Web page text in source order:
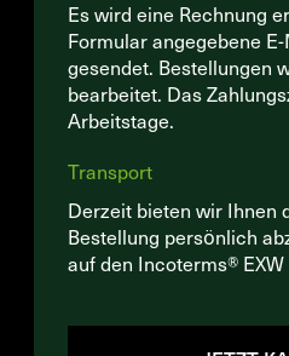
Es wird eine Rechnung
Formular angegebene
gesendet. Bestellungen
bearbeitet. Das
Arbeitstage.
Transport
Derzeit bieten wir Ihnen
Bestellung persönlich
auf den Incoterms® EXW